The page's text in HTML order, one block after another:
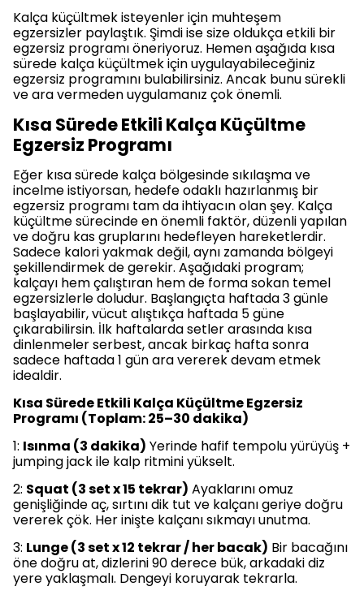
Kalça küçültmek isteyenler için muhteşem
egzersizler paylaştık. Şimdi ise size oldukça etkili bir
egzersiz programı öneriyoruz. Hemen aşağıda kısa
sürede kalça küçültmek için uygulayabileceğiniz
egzersiz programını bulabilirsiniz. Ancak bunu sürekli
ve ara vermeden uygulamanız çok önemli.
Kısa Sürede Etkili Kalça Küçültme
Egzersiz Programı
Eğer kısa sürede kalça bölgesinde sıkılaşma ve
incelme istiyorsan, hedefe odaklı hazırlanmış bir
egzersiz programı tam da ihtiyacın olan şey. Kalça
küçültme sürecinde en önemli faktör, düzenli yapılan
ve doğru kas gruplarını hedefleyen hareketlerdir.
Sadece kalori yakmak değil, aynı zamanda bölgeyi
şekillendirmek de gerekir. Aşağıdaki program;
kalçayı hem çalıştıran hem de forma sokan temel
egzersizlerle doludur. Başlangıçta haftada 3 günle
başlayabilir, vücut alıştıkça haftada 5 güne
çıkarabilirsin. İlk haftalarda setler arasında kısa
dinlenmeler serbest, ancak birkaç hafta sonra
sadece haftada 1 gün ara vererek devam etmek
idealdir.
Kısa Sürede Etkili Kalça Küçültme Egzersiz
Programı (Toplam: 25–30 dakika)
1: Isınma (3 dakika) Yerinde hafif tempolu yürüyüş +
jumping jack ile kalp ritmini yükselt.
2: Squat (3 set x 15 tekrar) Ayaklarını omuz
genişliğinde aç, sırtını dik tut ve kalçanı geriye doğru
vererek çök. Her inişte kalçanı sıkmayı unutma.
3: Lunge (3 set x 12 tekrar / her bacak) Bir bacağını
öne doğru at, dizlerini 90 derece bük, arkadaki diz
yere yaklaşmalı. Dengeyi koruyarak tekrarla.